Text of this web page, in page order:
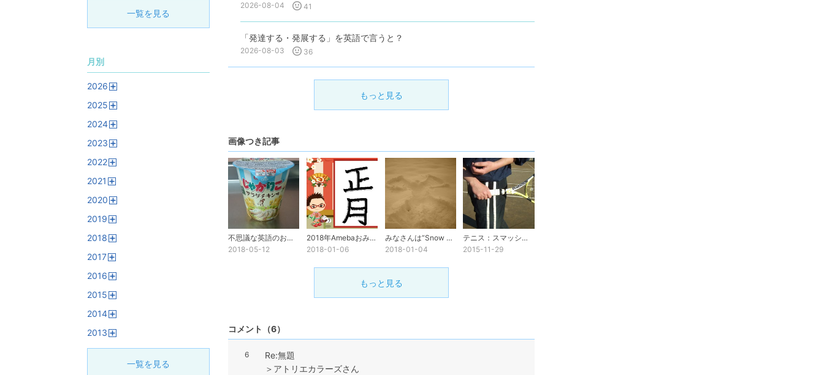
2026-08-04 41
「発達する・発展する」を英語で言うと？
2026-08-03 36
もっと見る
画像つき記事
不思議な英語のお菓子
2018-05-12
2018年Amebaおみくじ
2018-01-06
みなさんは“Snow Angel”を見た事ありますか？
2018-01-04
テニス：スマッシュでケガをしないために
2015-11-29
もっと見る
コメント （6）
6
Re:無題
＞アトリエカラーズさん
一覧を見る
月別
2026
2025
2024
2023
2022
2021
2020
2019
2018
2017
2016
2015
2014
2013
一覧を見る